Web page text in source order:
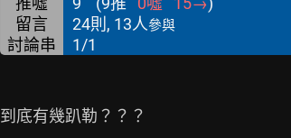
留言
24則, 13人參與
討論串 1/1
到底有幾趴勒？？？